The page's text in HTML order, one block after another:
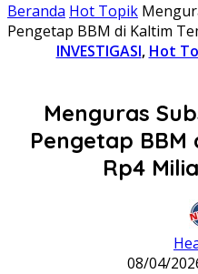
Beranda Hot Topik
Pengetap BBM di Kaltim
INVESTIGASI, Hot
Menguras
Pengetap BBM
Rp4
08/04/